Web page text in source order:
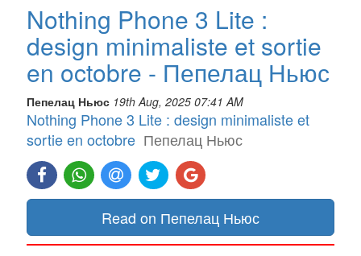
Nothing Phone 3 Lite :
design minimaliste et sortie
en octobre - Пепелац Ньюс
Пепелац Ньюс 19th Aug, 2025 07:41 AM
Nothing Phone 3 Lite : design minimaliste et
sortie en octobre Пепелац Ньюс
Read on Пепелац Ньюс